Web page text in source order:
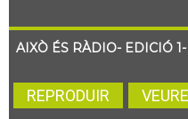
AIXÒ ÉS RÀDIO- EDICIÓ 1-
REPRODUIR